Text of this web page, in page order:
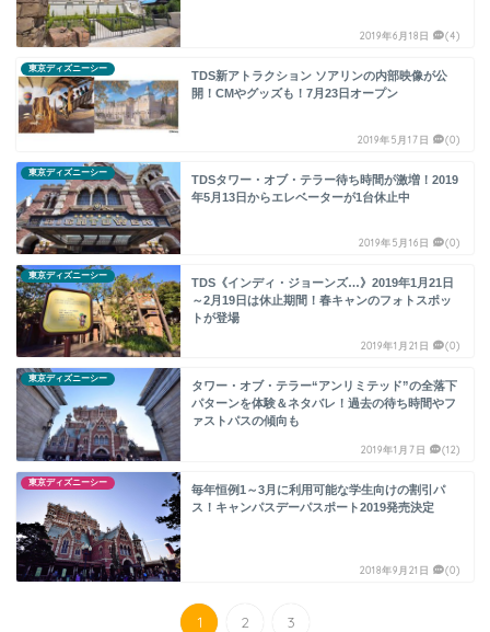
2019年6月18日 (4)
東京ディズニーシー
TDS新アトラクション ソアリンの内部映像が公
開！CMやグッズも！7月23日オープン
2019年5月17日 (0)
東京ディズニーシー
TDSタワー・オブ・テラー待ち時間が激増！2019
年5月13日からエレベーターが1台休止中
2019年5月16日 (0)
東京ディズニーシー
TDS《インディ・ジョーンズ…》2019年1月21日
～2月19日は休止期間！春キャンのフォトスポッ
トが登場
2019年1月21日 (0)
東京ディズニーシー
タワー・オブ・テラー“アンリミテッド”の全落下
パターンを体験＆ネタバレ！過去の待ち時間やフ
ァストパスの傾向も
2019年1月7日 (12)
東京ディズニーシー
毎年恒例1～3月に利用可能な学生向けの割引パ
ス！キャンパスデーパスポート2019発売決定
2018年9月21日 (0)
1 2 3